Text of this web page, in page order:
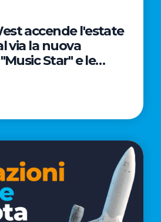
accende l'estate
via la nuova
Star" e le
partnership con
Live Nation